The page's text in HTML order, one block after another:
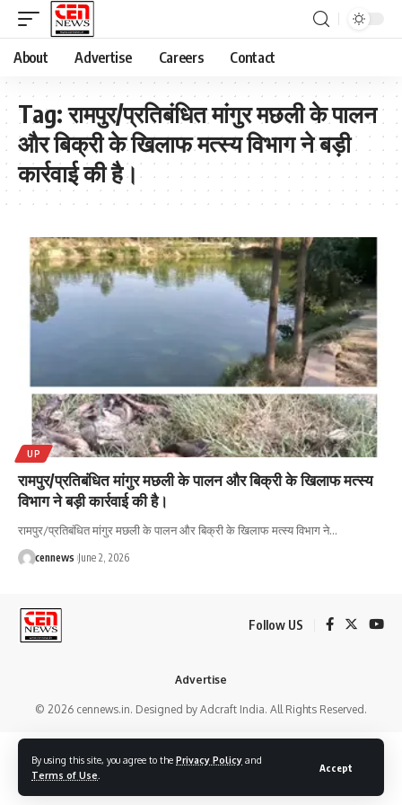
By using this site, you agree to the Privacy Policy and
Terms of Use
Accept
About Advertise Careers Contact
Tag:रामपुर/प्रतिबंधित मांगुर मछली के पालन
और बिक्री के खिलाफ मत्स्य विभाग ने बड़ी
कार्रवाई की है।
UP
रामपुर/प्रतिबंधित मांगुर मछली के पालन और बिक्री के खिलाफ मत्स्य
विभाग ने बड़ी कार्रवाई की है।
रामपुर/प्रतिबंधित मांगुर मछली के पालन और बिक्री के खिलाफ मत्स्य विभाग ने…
cennews June 2, 2026
Follow US
© 2026 cennews.in. Designed by Adcraft India. All Rights Reserved.
Advertise